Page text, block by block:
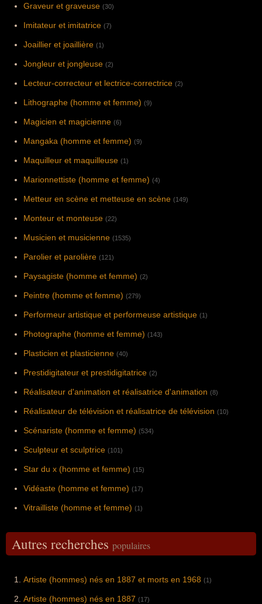
Graveur et graveuse (30)
Imitateur et imitatrice (7)
Joaillier et joaillière (1)
Jongleur et jongleuse (2)
Lecteur-correcteur et lectrice-correctrice (2)
Lithographe (homme et femme) (9)
Magicien et magicienne (6)
Mangaka (homme et femme) (9)
Maquilleur et maquilleuse (1)
Marionnettiste (homme et femme) (4)
Metteur en scène et metteuse en scène (149)
Monteur et monteuse (22)
Musicien et musicienne (1535)
Parolier et parolière (121)
Paysagiste (homme et femme) (2)
Peintre (homme et femme) (279)
Performeur artistique et performeuse artistique (1)
Photographe (homme et femme) (143)
Plasticien et plasticienne (40)
Prestidigitateur et prestidigitatrice (2)
Réalisateur d'animation et réalisatrice d'animation (8)
Réalisateur de télévision et réalisatrice de télévision (10)
Scénariste (homme et femme) (534)
Sculpteur et sculptrice (101)
Star du x (homme et femme) (15)
Vidéaste (homme et femme) (17)
Vitrailliste (homme et femme) (1)
Autres recherches populaires
Artiste (hommes) nés en 1887 et morts en 1968 (1)
Artiste (hommes) nés en 1887 (17)